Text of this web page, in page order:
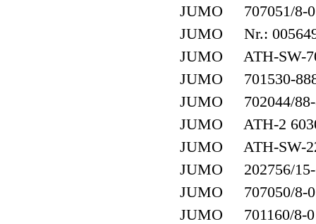
JUMO 707051/8-
JUMO Nr.:
JUMO ATH-SW-
JUMO 701530-
JUMO 702044/88-
JUMO ATH-2
JUMO ATH-SW-
JUMO 202756/15-
JUMO 707050/8-
JUMO 701160/8-